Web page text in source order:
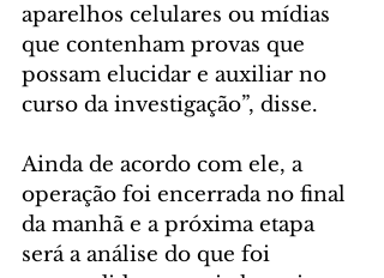
aparelhos celulares ou mídias
que contenham provas que
possam elucidar e auxiliar no
curso da investigação”, disse.
Ainda de acordo com ele, a
operação foi encerrada no final
da manhã e a próxima etapa
será a análise do que foi